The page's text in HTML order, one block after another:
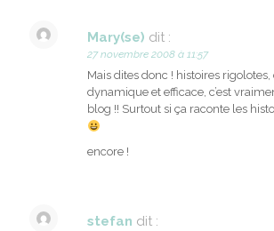
Mary(se) dit :
27 novembre 2008 à 11:57
Mais dites donc ! histoires rigolotes,
dynamique et efficace, c’est
blog !! Surtout si ça raconte les
encore !
stefan dit :